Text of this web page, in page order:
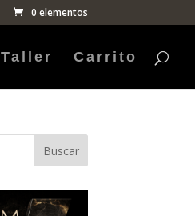
0 elementos
Taller Carrito
Buscar